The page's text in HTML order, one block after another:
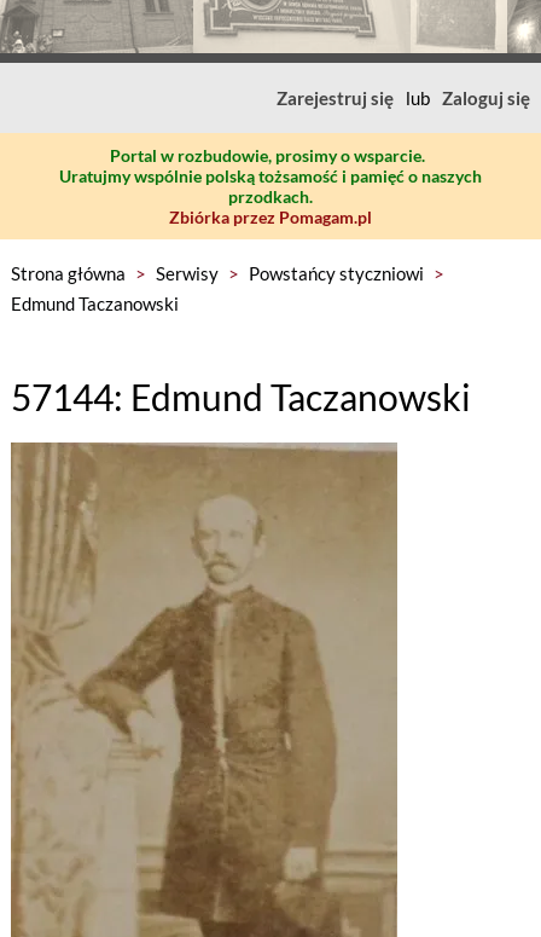
Zarejestruj się lub Zaloguj się
Portal w rozbudowie, prosimy o wsparcie.
Uratujmy wspólnie polską tożsamość i pamięć o naszych
przodkach.
Zbiórka przez Pomagam.pl
Strona główna > Serwisy > Powstańcy styczniowi >
Edmund Taczanowski
57144: Edmund Taczanowski